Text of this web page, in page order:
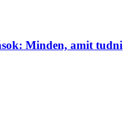
Minden, amit tudni